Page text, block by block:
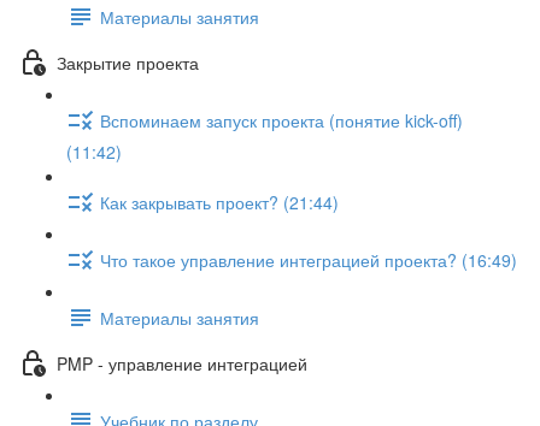
Материалы занятия
Закрытие проекта
Вспоминаем запуск проекта (понятие kick-off)
(11:42)
Как закрывать проект? (21:44)
Что такое управление интеграцией проекта? (16:49)
Материалы занятия
PMP - управление интеграцией
Учебник по разделу